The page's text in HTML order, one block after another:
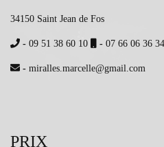
34150 Saint Jean de Fos
- 09 51 38 60 10 - 07 66 06 36 34
- miralles.marcelle@gmail.com
PRIX